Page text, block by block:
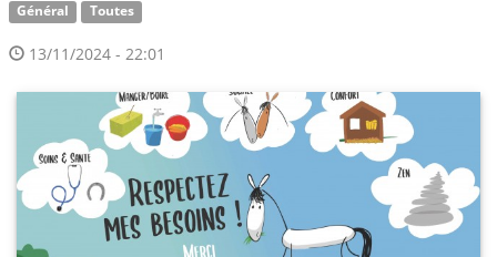
Général Toutes
13/11/2024 - 22:01